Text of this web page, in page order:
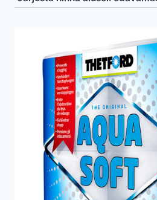
järgi:
kõrgeni